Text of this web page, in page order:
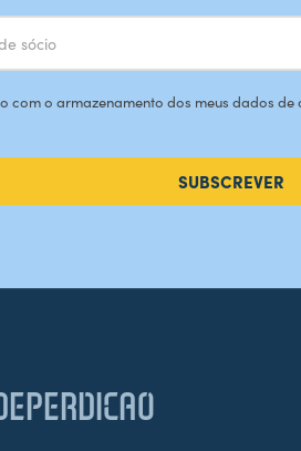
com o armazenamento dos meus dados
SUBSCREVER